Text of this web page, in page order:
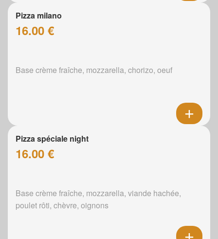
Pizza milano
16.00 €
Base crème fraîche, mozzarella, chorizo, oeuf
Pizza spéciale night
16.00 €
Base crème fraîche, mozzarella, viande hachée,
poulet rôti, chèvre, oignons